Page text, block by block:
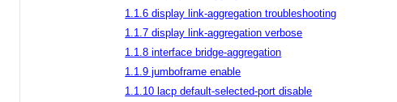
1.1.6 display link-aggregation troubleshooting
1.1.7 display link-aggregation verbose
1.1.8 interface bridge-aggregation
1.1.9 jumboframe enable
1.1.10 lacp default-selected-port disable